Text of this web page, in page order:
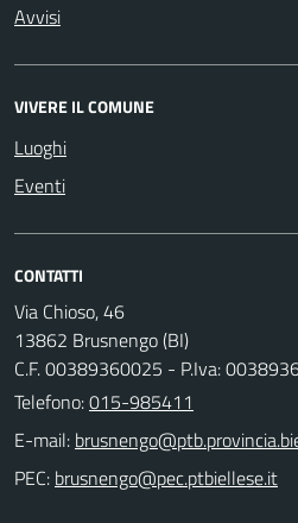
Avvisi
VIVERE IL COMUNE
Luoghi
Eventi
CONTATTI
Via Chioso, 46
13862 Brusnengo (BI)
C.F. 00389360025 - P.Iva:
Telefono:015-985411
E-mail:
PEC: